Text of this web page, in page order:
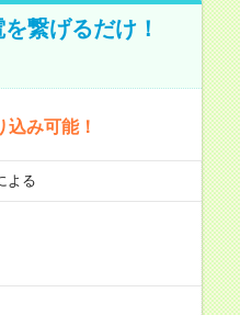
繋げるだけ！
み可能！
よる